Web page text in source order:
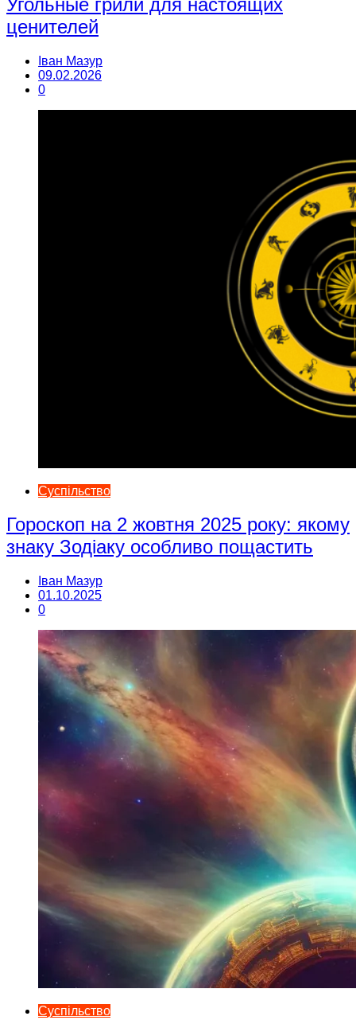
ценителей
Іван Мазур
09.02.2026
0
Суспільство
Гороскоп на 2 жовтня 2025 року: якому
знаку Зодіаку особливо пощастить
Іван Мазур
01.10.2025
0
Суспільство